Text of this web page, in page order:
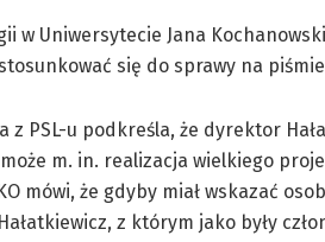
Uniwersytecie Jana
się do sprawy na
PSL-u podkreśla, że dyrektor
m. in. realizacja wielkiego
mówi, że gdyby miał wskazać
z którym jako były